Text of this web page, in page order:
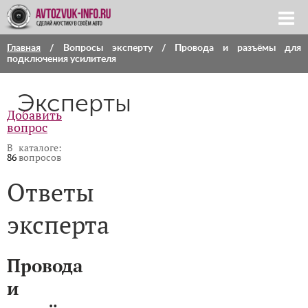
Главная / Вопросы эксперту/ Провода и разъёмы для
подключения усилителя
Эксперты
Добавить
вопрос
В каталоге:
86вопросов
Ответы
эксперта
Провода
и